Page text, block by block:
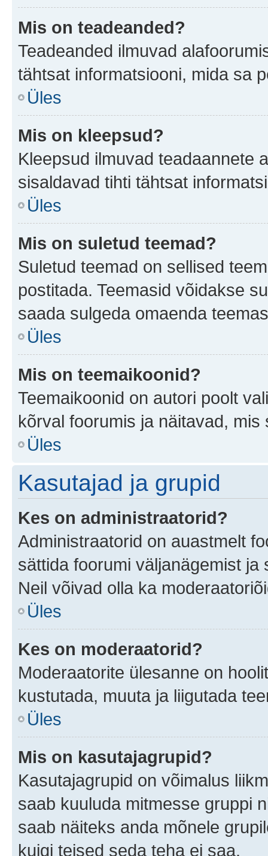
Mis on teadeanded?
Teadeanded ilmuvad
tähtsat informatsiooni, mida sa
Üles
Mis on kleepsud?
Kleepsud ilmuvad teadaannete
sisaldavad tihti tähtsat
Üles
Mis on suletud teemad?
Suletud teemad on sellised
postitada. Teemasid võidakse
saada sulgeda omaenda
Üles
Mis on teemaikoonid?
Teemaikoonid on autori poolt
kõrval foorumis ja näitavad, mis
Üles
Kasutajad ja grupid
Kes on administraatorid?
Administraatorid on auastmelt
sättida foorumi väljanägemist
Neil võivad olla ka
Üles
Kes on moderaatorid?
Moderaatorite ülesanne on
kustutada, muuta ja liigutada
Üles
Mis on kasutajagrupid?
Kasutajagrupid on võimalus
saab kuuluda mitmesse gruppi
saab näiteks anda mõnele
kuigi teised seda teha ei saa.